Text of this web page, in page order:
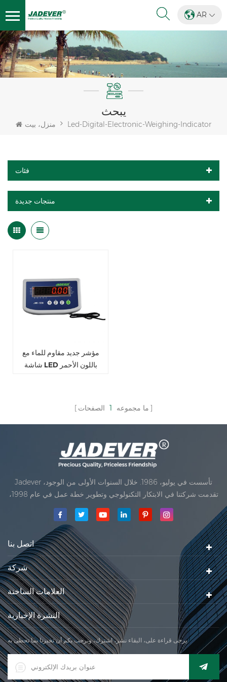
AR
يبحث
منزل، بيت Led-Digital-Electronic-Weighing-Indicator
فئات
منتجات جديدة
مؤشر جديد مقاوم للماء مع
شاشة LED باللون الأحمر
ما مجموعه 1 الصفحات
Jadever تأسست في يوليو، 1986. خلال السنوات الأولى من الوجود،
تقدمت شركتنا في الابتكار التكنولوجي وتطوير خطة عمل في عام 1998،
حققت شركتنا هدف الجودة الرئيسية، متى تلقت أول منتجاتنا موافقة من
مقياس المحدودةكان تأسيس تقع من
اتصل بنا
شركة
العلامات الساخنة
النشرة الإخبارية
يرجى قراءة على، البقاء نشر، اشترك، ونرحب بكم أن تخبرنا بما تحظى به.